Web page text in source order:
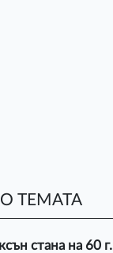
ТЕМАТА
стана на 60 г.